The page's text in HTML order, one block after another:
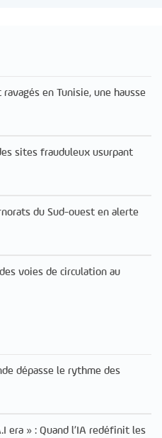
en Tunisie, une hausse
sites frauduleux usurpant
du Sud-ouest en alerte
voies de circulation au
dépasse le rythme des
era » : Quand l’IA redéfinit les